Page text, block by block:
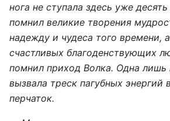
нога не ступала здесь уже
помнил великие творения
надежду и чудеса того времени,
счастливых благоденствующих
помнил приход Волка. Одна
вызвала треск пагубных энергий
перчаток.